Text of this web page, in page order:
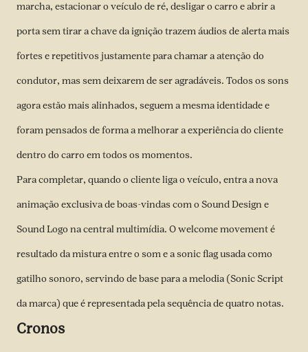
marcha, estacionar o veículo de ré, desligar o carro e abrir a
porta sem tirar a chave da ignição trazem áudios de alerta mais
fortes e repetitivos justamente para chamar a atenção do
condutor, mas sem deixarem de ser agradáveis. Todos os sons
agora estão mais alinhados, seguem a mesma identidade e
foram pensados de forma a melhorar a experiência do cliente
dentro do carro em todos os momentos.
Para completar, quando o cliente liga o veículo, entra a nova
animação exclusiva de boas-vindas com o Sound Design e
Sound Logo na central multimídia. O welcome movement é
resultado da mistura entre o som e a sonic flag usada como
gatilho sonoro, servindo de base para a melodia (Sonic Script
da marca) que é representada pela sequência de quatro notas.
Cronos